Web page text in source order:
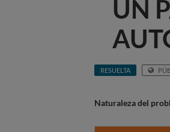
UN
RESUELTA
Naturaleza del